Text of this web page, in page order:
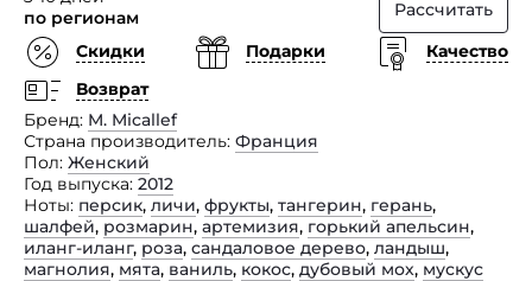
по регионам
Рассчитать
Скидки
Подарки
Качество
Возврат
Бренд M. Micallef
Страна производитель Франция
Пол Женский
Год выпуска 2012
Ноты персик, личи, фрукты, тангерин, герань,
шалфей, розмарин, артемизия, горький апельсин,
иланг-иланг, роза, сандаловое дерево, ландыш,
магнолия, мята, ваниль, кокос, дубовый мох, мускус